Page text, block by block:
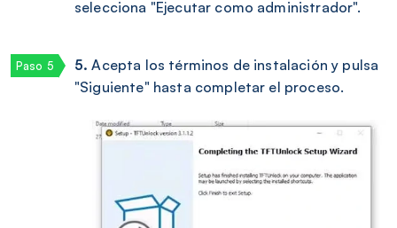
selecciona "Ejecutar como administrador".
5. Acepta los términos de instalación y pulsa
"Siguiente" hasta completar el proceso.